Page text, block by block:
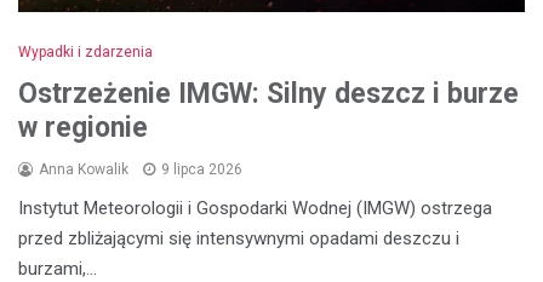
Wypadki i zdarzenia
Ostrzeżenie IMGW: Silny deszcz i burze
w regionie
Anna Kowalik 9 lipca 2026
Instytut Meteorologii i Gospodarki Wodnej (IMGW) ostrzega
przed zbliżającymi się intensywnymi opadami deszczu i
burzami,…